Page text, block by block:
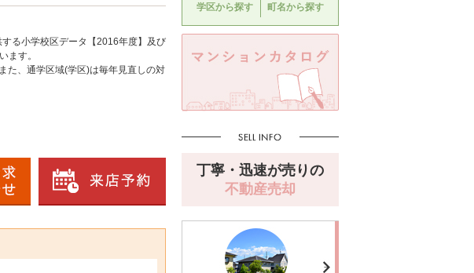
る小学校区データ【2016年度】及び
ます。
た、通学区域(学区)は毎年見直しの対
学区から探す 町名から探す
丁寧・迅速が売りの
不動産売却